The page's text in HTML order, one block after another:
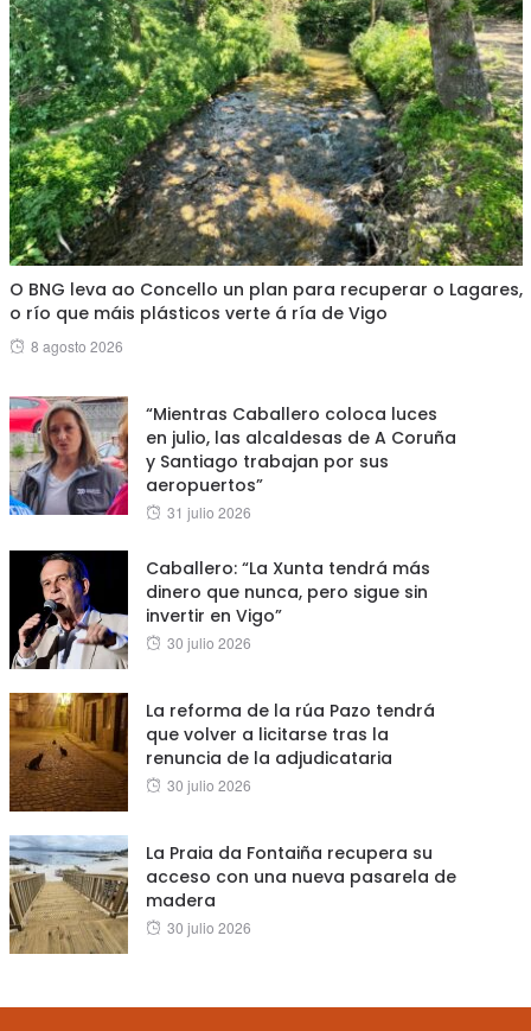
O BNG leva ao Concello un plan para recuperar o Lagares,
o río que máis plásticos verte á ría de Vigo
Posted
8 agosto 2026
“Mientras Caballero coloca luces
en julio, las alcaldesas de A Coruña
y Santiago trabajan por sus
aeropuertos”
Posted
31 julio 2026
Caballero: “La Xunta tendrá más
dinero que nunca, pero sigue sin
invertir en Vigo”
Posted
30 julio 2026
La reforma de la rúa Pazo tendrá
que volver a licitarse tras la
renuncia de la adjudicataria
Posted
30 julio 2026
La Praia da Fontaiña recupera su
acceso con una nueva pasarela de
madera
Posted
30 julio 2026